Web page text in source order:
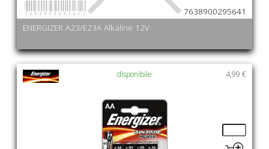
ENERGIZER A23/E23A Alkaline 12V
7638900295641
4,99 €
disponibile